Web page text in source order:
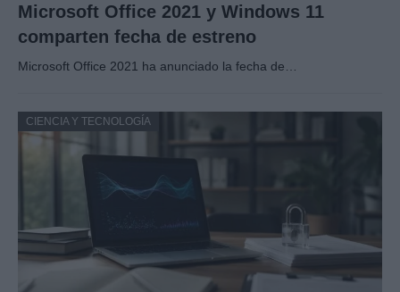
Microsoft Office 2021 y Windows 11
comparten fecha de estreno
Microsoft Office 2021 ha anunciado la fecha de…
CIENCIA Y TECNOLOGÍA